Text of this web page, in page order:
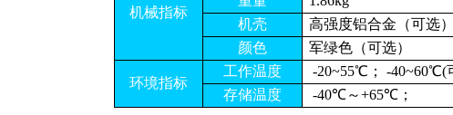
机械指标
机壳
高强度铝合金（可选）
颜色
军绿色（可选）
环境指标
工作温度
-20~55℃； -40~60℃(
存储温度
-40℃～+65℃；